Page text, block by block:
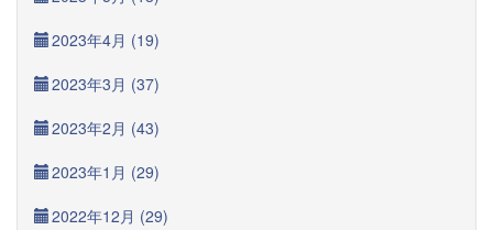
2023年4月 (19)
2023年3月 (37)
2023年2月 (43)
2023年1月 (29)
2022年12月 (29)